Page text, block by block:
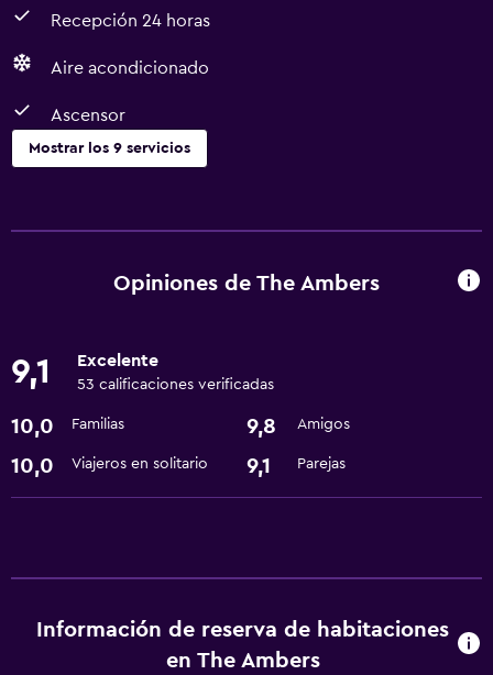
Recepción 24 horas
Aire acondicionado
Ascensor
Mostrar los 9 servicios
Servicio de habitaciones
Servicios básicos
Internet
Wifi
Accesibilidad y adecuación
Opiniones de The Ambers
9,1 Excelente
53 calificaciones verificadas
10,0 Familias 9,8 Amigos
10,0 Viajeros en solitario 9,1 Parejas
Información de reserva de habitaciones
en The Ambers